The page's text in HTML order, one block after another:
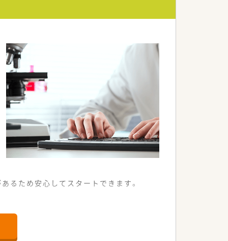
たい方にも選ばれています。
るため安心してスタートできます。
剤薬局です。